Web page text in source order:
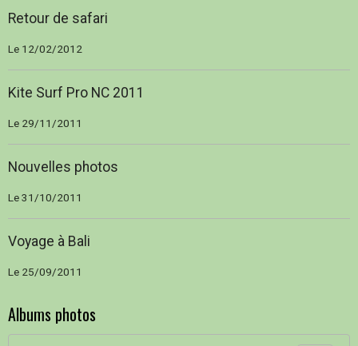
Retour de safari
Le 12/02/2012
Kite Surf Pro NC 2011
Le 29/11/2011
Nouvelles photos
Le 31/10/2011
Voyage à Bali
Le 25/09/2011
Albums photos